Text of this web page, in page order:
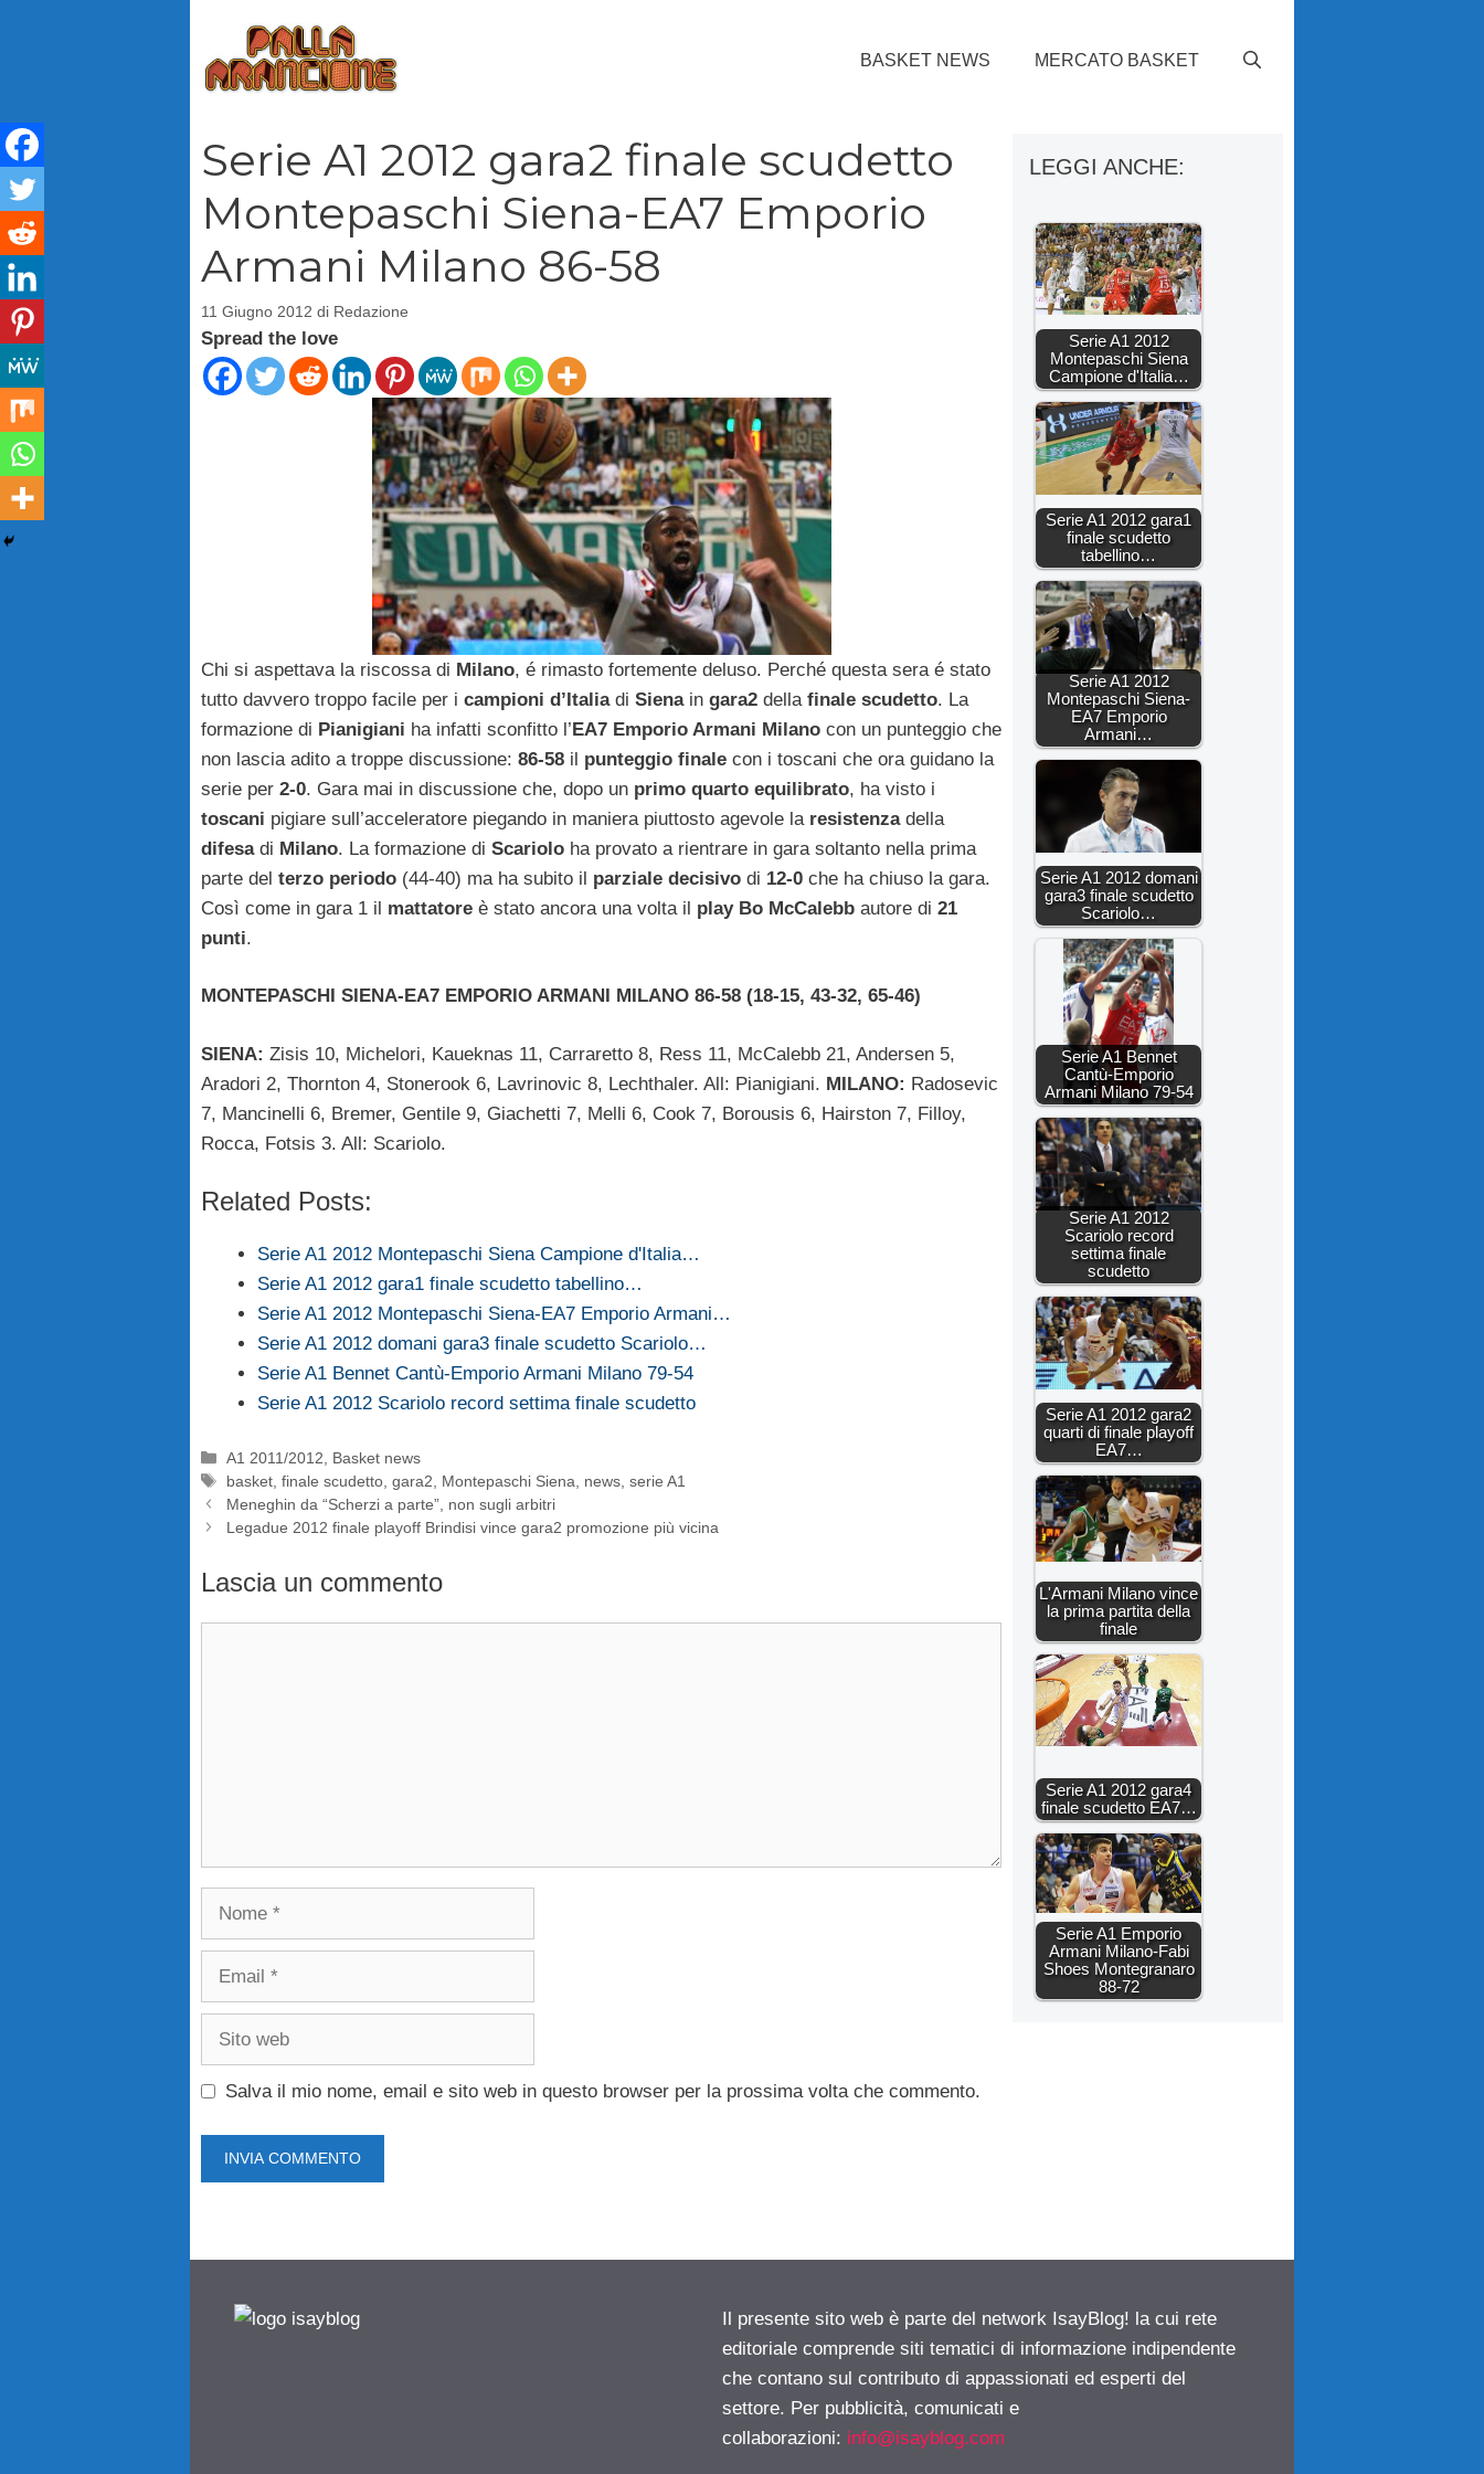
BASKET NEWS MERCATO BASKET
Serie A1 2012 gara2 finale scudetto
Montepaschi Siena-EA7 Emporio
Armani Milano 86-58
11 Giugno 2012 di Redazione
Spread the love
Chi si aspettava la riscossa di Milano, é rimasto fortemente deluso. Perché questa sera é stato
tutto davvero troppo facile per i campioni d’Italiadi Sienain gara2 della finale scudetto. La
formazione di Pianigiani ha infatti sconfitto l’EA7 Emporio Armani Milano con un punteggio che
non lascia adito a troppe discussione: 86-58 il punteggio finale con i toscani che ora guidano la
serie per 2-0. Gara mai in discussione che, dopo un primo quarto equilibrato, ha visto i
toscani pigiare sull’acceleratore piegando in maniera piuttosto agevole la resistenzadella
difesadi Milano. La formazione di Scariolo ha provato a rientrare in gara soltanto nella prima
parte del terzo periodo (44-40) ma ha subito il parziale decisivo di 12-0 che ha chiuso la gara.
Così come in gara 1 il mattatore è stato ancora una volta il play Bo McCalebb autore di 21
punti.
MONTEPASCHI SIENA-EA7 EMPORIO ARMANI MILANO 86-58 (18-15, 43-32, 65-46)
SIENA: Zisis 10, Michelori, Kaueknas 11, Carraretto 8, Ress 11, McCalebb 21, Andersen 5,
Aradori 2, Thornton 4, Stonerook 6, Lavrinovic 8, Lechthaler. All: Pianigiani. MILANO: Radosevic
7, Mancinelli 6, Bremer, Gentile 9, Giachetti 7, Melli 6, Cook 7, Borousis 6, Hairston 7, Filloy,
Rocca, Fotsis 3. All: Scariolo.
Related Posts:
Serie A1 2012 Montepaschi Siena Campione d'Italia…
Serie A1 2012 gara1 finale scudetto tabellino…
Serie A1 2012 Montepaschi Siena-EA7 Emporio Armani…
Serie A1 2012 domani gara3 finale scudetto Scariolo…
Serie A1 Bennet Cantù-Emporio Armani Milano 79-54
Serie A1 2012 Scariolo record settima finale scudetto
Categorie
A1 2011/2012
Basket news
Tag
basket ,finale scudetto ,gara2 Montepaschi Siena news ,serie A1
Meneghin da “Scherzi a parte”, non sugli arbitri
Legadue 2012 finale playoff Brindisi vince gara2 promozione più vicina
Lascia un commento
Nome
Email
Sito
Salva il mio nome, email e sito web in questo browser per la prossima volta che commento.
LEGGI ANCHE:
Serie A1 2012
Montepaschi Siena
Campione d'Italia…
Serie A1 2012 gara1
finale scudetto
tabellino…
Serie A1 2012
Montepaschi Siena-
EA7 Emporio
Armani…
Serie A1 2012 domani
gara3 finale scudetto
Scariolo…
Serie A1 Bennet
Cantù-Emporio
Armani Milano 79-54
Serie A1 2012
Scariolo record
settima finale
scudetto
Serie A1 2012 gara2
quarti di finale playoff
EA7…
L'Armani Milano vince
la prima partita della
finale
Serie A1 2012 gara4
finale scudetto EA7…
Serie A1 Emporio
Armani Milano-Fabi
Shoes Montegranaro
88-72
Il presente sito web è parte del network IsayBlog! la cui rete
editoriale comprende siti tematici di informazione indipendente
che contano sul contributo di appassionati ed esperti del
settore. Per pubblicità, comunicati e
collaborazioni: info@isayblog.com